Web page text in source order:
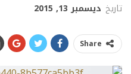
تاريخ ديسمبر 13, 2015
Share